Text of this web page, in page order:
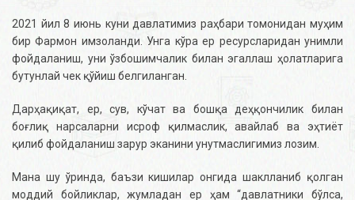
2021 йил 8 июнь куни давлатимиз раҳбари томонидан муҳим
бир Фармон имзоланди. Унга кўра ер ресурсларидан унимли
фойдаланиш, уни ўзбошимчалик билан эгаллаш ҳолатларига
бутунлай чек қўйиш белгиланган.
Дарҳақиқат, ер, сув, кўчат ва бошқа деҳқончилик билан
боғлиқ нарсаларни исроф қилмаслик, авайлаб ва эҳтиёт
қилиб фойдаланиш зарур эканини унутмаслигимиз лозим.
Мана шу ўринда, баъзи кишилар онгида шаклланиб қолган
моддий бойликлар, жумладан ер ҳам “давлатники бўлса,